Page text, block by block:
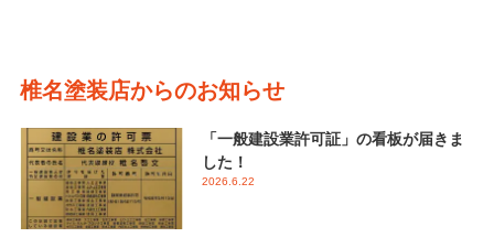
椎名塗装店からのお知らせ
「一般建設業許可証」の看板が届きま
した！
2026.6.22